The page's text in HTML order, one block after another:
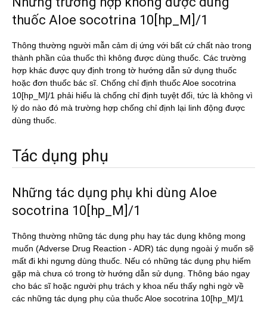
thuốc Aloe socotrina 10[hp_M]/1
Thông thường người mẫn cảm dị ứng với bất cứ chất nào trong
thành phần của thuốc thì không được dùng thuốc. Các trường
hợp khác được quy định trong tờ hướng dẫn sử dụng thuốc
hoặc đơn thuốc bác sĩ. Chống chỉ định thuốc Aloe socotrina
10[hp_M]/1 phải hiểu là chống chỉ định tuyệt đối, tức là không vì
lý do nào đó mà trường hợp chống chỉ định lại linh động được
dùng thuốc.
Tác dụng phụ
Những tác dụng phụ khi dùng Aloe
socotrina 10[hp_M]/1
Thông thường những tác dụng phụ hay tác dụng không mong
muốn (Adverse Drug Reaction - ADR) tác dụng ngoài ý muốn sẽ
mất đi khi ngưng dùng thuốc. Nếu có những tác dụng phụ hiếm
gặp mà chưa có trong tờ hướng dẫn sử dụng. Thông báo ngay
cho bác sĩ hoặc người phụ trách y khoa nếu thấy nghi ngờ về
các những tác dụng phụ của thuốc Aloe socotrina 10[hp_M]/1